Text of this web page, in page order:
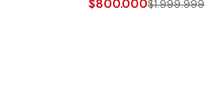
$800.000$1.999.999